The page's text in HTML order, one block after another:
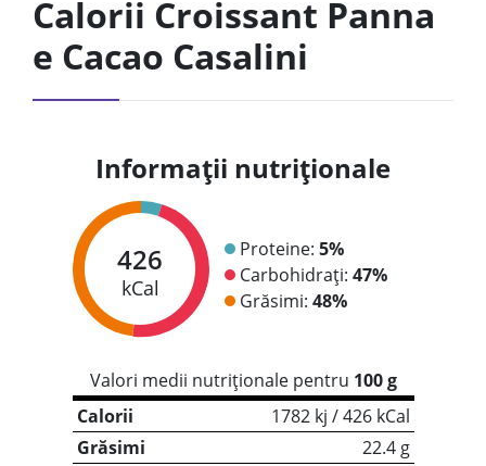
Calorii Croissant Panna
e Cacao Casalini
Informații nutriționale
426
kCal
Proteine: 5%
Carbohidrați: 47%
Grăsimi: 48%
Valori medii nutriționale pentru 100 g
Calorii
1782 kj / 426 kCal
Grăsimi
22.4 g